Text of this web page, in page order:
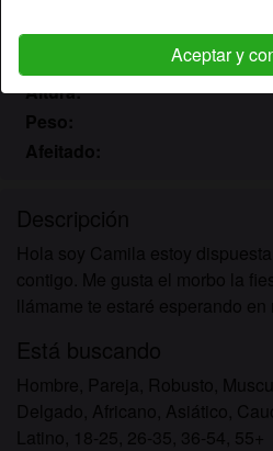
Aceptar y
Color de cabello:
Altura:
Peso:
Afeitado:
Descripción
Hola soy Camila estoy
contigo. Me gusta el morbo la
llámame te estaré esperando
Está buscando
Hombre, Pareja, Robusto,
Delgado, Africano, Asiático,
Latino, 18-25, 26-35, 36-54, 55+